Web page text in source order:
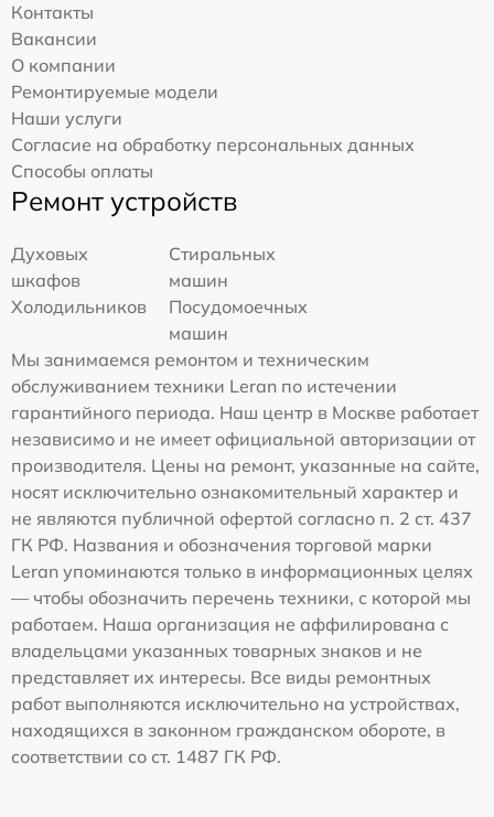
Контакты
Вакансии
О компании
Ремонтируемые модели
Наши услуги
Согласие на обработку персональных данных
Способы оплаты
Ремонт устройств
Духовых
шкафов
Стиральных
машин
Холодильников
Посудомоечных
машин
Мы занимаемся ремонтом и техническим
обслуживанием техники Leran по истечении
гарантийного периода. Наш центр в Москве работает
независимо и не имеет официальной авторизации от
производителя. Цены на ремонт, указанные на сайте,
носят исключительно ознакомительный характер и
не являются публичной офертой согласно п. 2 ст. 437
ГК РФ. Названия и обозначения торговой марки
Leran упоминаются только в информационных целях
— чтобы обозначить перечень техники, с которой мы
работаем. Наша организация не аффилирована с
владельцами указанных товарных знаков и не
представляет их интересы. Все виды ремонтных
работ выполняются исключительно на устройствах,
находящихся в законном гражданском обороте, в
соответствии со ст. 1487 ГК РФ.